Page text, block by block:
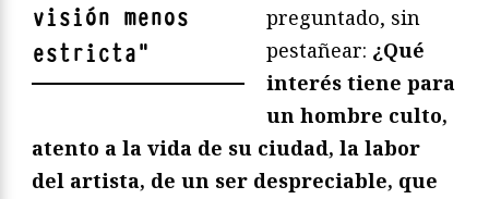
visión menos
estricta"
preguntado, sin
pestañear: ¿Qué
interés tiene para
un hombre culto,
atento a la vida de su ciudad, la labor
del artista, de un ser despreciable, que